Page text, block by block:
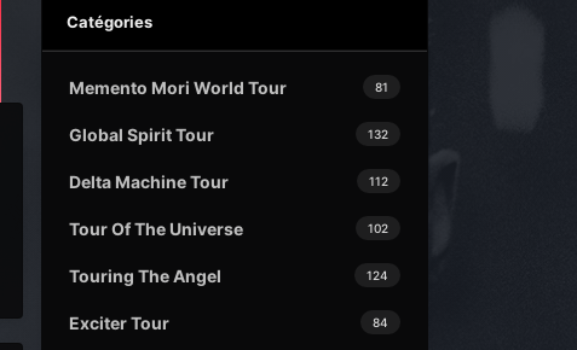
Catégories
81
Memento Mori World Tour
132
Global Spirit Tour
112
Delta Machine Tour
102
Tour Of The Universe
124
Touring The Angel
84
Exciter Tour